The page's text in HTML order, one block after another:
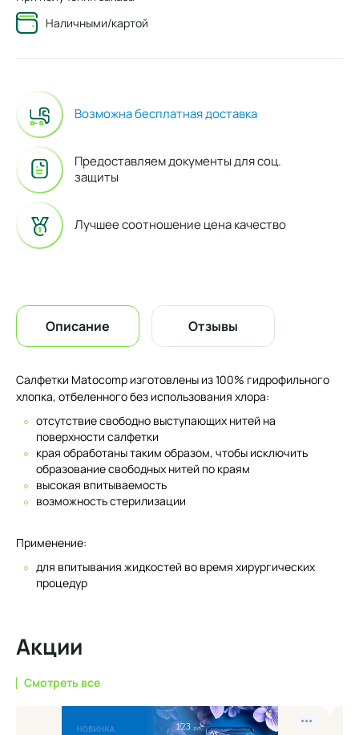
Наличными/картой
Возможна бесплатная доставка
Предоставляем документы для соц.
защиты
Лучшее соотношение цена качество
Описание Отзывы
Салфетки Matocomp изготовлены из 100% гидрофильного
хлопка, отбеленного без использования хлора:
отсутcтвие свободно выступающих нитей на
поверхности салфетки
края обработаны таким образом, чтобы исключить
образование свободных нитей по краям
высокая впитываемость
возможность стерилизации
Применение:
для впитывания жидкостей во время хирургических
процедур
Акции
Смотреть все
•••